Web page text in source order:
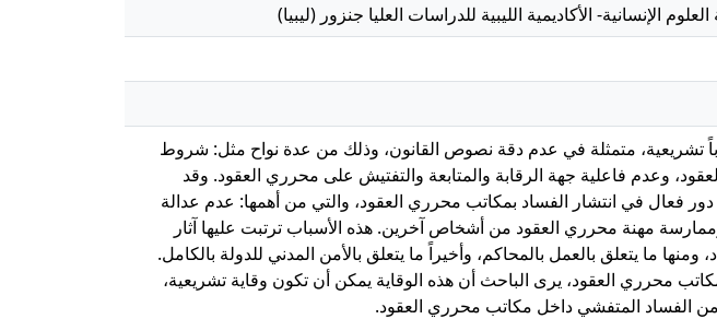
الأكاديمية الليبية للدراسات العليا جنزور (ليبيا)
تشريعية، متمثلة في عدم دقة نصوص القانون، وذلك من عدة نواح مثل: شروط
وعدم فاعلية جهة الرقابة والمتابعة والتفتيش على محرري العقود. وقد
دور فعال في انتشار الفساد بمكاتب محرري العقود، والتي من أهمها: عدم عدالة
مهنة محرري العقود من أشخاص آخرين. هذه الأسباب ترتبت عليها آثار
ما يتعلق بالعمل بالمحاكم، وأخيراً ما يتعلق بالأمن المدني للدولة بالكامل.
محرري العقود، يرى الباحث أن هذه الوقاية يمكن أن تكون وقاية تشريعية،
من الفساد المتفشي داخل مكاتب محرري العقود.